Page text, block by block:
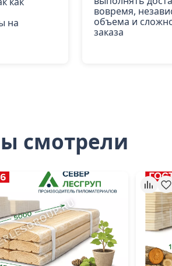
на
вовремя,
объема и
заказа
смотрели